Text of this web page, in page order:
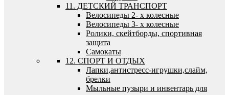
11. ДЕТСКИЙ ТРАНСПОРТ
Велосипеды 2- х колесные
Велосипеды 3- х колесные
Ролики, скейтборды, спортивная
защита
Самокаты
12. СПОРТ И ОТДЫХ
Лапки,антистресс-игрушки,слайм,
брелки
Мыльные пузыри и инвентарь для